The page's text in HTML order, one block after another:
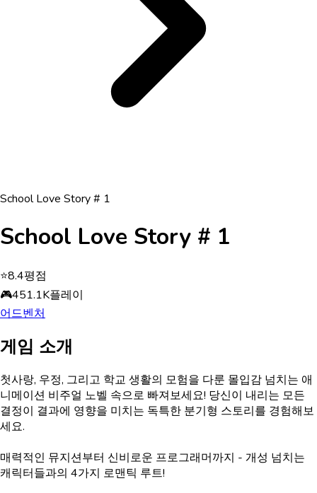
School Love Story # 1
School Love Story # 1
⭐8.4평점
🎮451.1K플레이
어드벤처
게임 소개
첫사랑, 우정, 그리고 학교 생활의 모험을 다룬 몰입감 넘치는 애
니메이션 비주얼 노벨 속으로 빠져보세요! 당신이 내리는 모든
결정이 결과에 영향을 미치는 독특한 분기형 스토리를 경험해보
세요.
매력적인 뮤지션부터 신비로운 프로그래머까지 - 개성 넘치는
캐릭터들과의 4가지 로맨틱 루트!